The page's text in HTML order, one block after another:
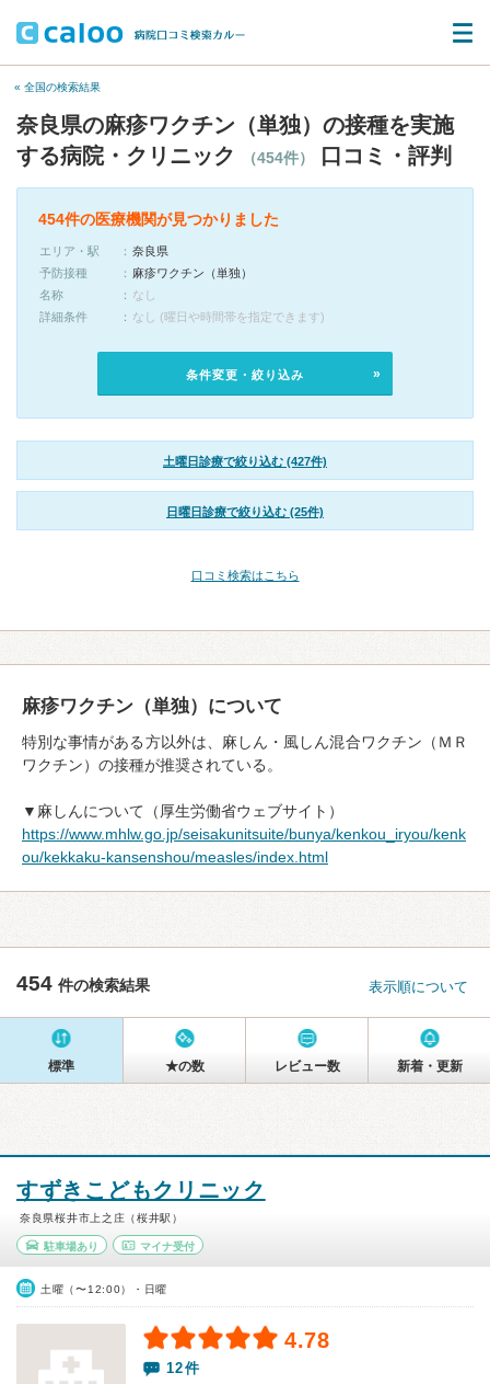
« 全国の検索結果
奈良県の麻疹ワクチン（単独）の接種を実施
する病院・クリニック
（454件） 口コミ・評判
454件の医療機関が見つかりました
エリア・駅
奈良県
予防接種
麻疹ワクチン（単独）
名称
なし
詳細条件
なし (曜日や時間帯を指定できます)
条件変更・絞り込み
土曜日診療で絞り込む (427件)
日曜日診療で絞り込む (25件)
口コミ検索はこちら
麻疹ワクチン（単独）について
特別な事情がある方以外は、麻しん・風しん混合ワクチン（ＭＲ
ワクチン）の接種が推奨されている。
▼麻しんについて（厚生労働省ウェブサイト）
https://www.mhlw.go.jp/seisakunitsuite/bunya/kenkou_iryou/kenk
ou/kekkaku-kansenshou/measles/index.html
454 件の検索結果 表示順について
標準 ★の数 レビュー数 新着・更新
すずきこどもクリニック
奈良県桜井市上之庄（桜井駅）
駐車場あり マイナ受付
土曜（〜12:00）・日曜
4.78
12件